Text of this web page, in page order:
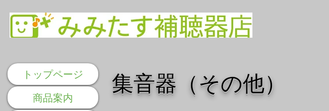
トップページ
商品案内
集音器（その他）